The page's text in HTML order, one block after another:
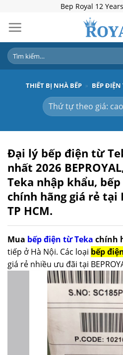
content
Bep Royal 12
Tìm
kiếm:
THIẾT BỊ NHÀ BẾP » BẾP
Đại lý bếp điện từ
nhất 2026
Teka nhập khẩu,
chính hãng giá rẻ tại
TP HCM.
Mua bếp điện từ Teka chính
tiếp ở Hà Nội. Các loại bếp
giá rẻ nhiều ưu đãi tại